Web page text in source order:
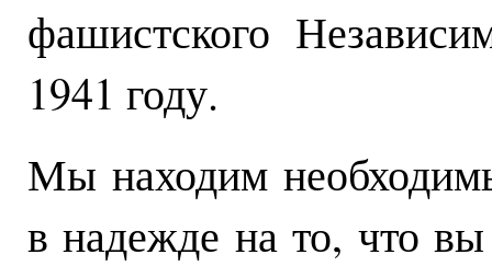
фашистского
1941 году.
Мы находим
в надежде на то, что вы